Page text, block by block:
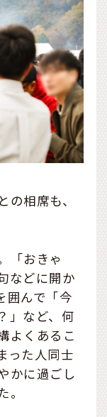
相席も、
「おきゃ
などに開か
囲んで「今
」など、何
よくあるこ
った人同士
かに過ごし